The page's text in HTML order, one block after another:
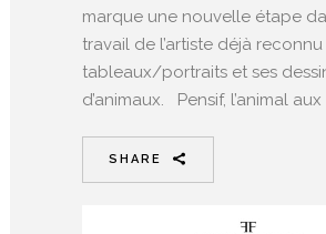
marque une nouvelle étape
travail de l’artiste déjà
tableaux/portraits et ses
d’animaux. Pensif, l’animal aux
SHARE